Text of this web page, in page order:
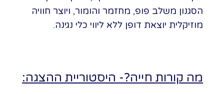
הסגנון משלב פופ, מחזמר והומור, ויוצר חוויה
מוזיקלית יוצאת דופן ללא ליווי כלי נגינה.
מה קורות חייה?- היסטוריית ההצגה: